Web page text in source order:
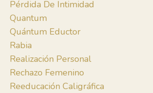
Pérdida De Intimidad
Quantum
Quántum Eductor
Rabia
Realización Personal
Rechazo Femenino
Reeducación Caligráfica